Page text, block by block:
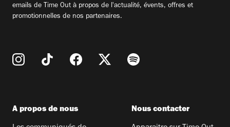
emails de Time Out à propos de l'actualité, évents, offres et
promotionnelles de nos partenaires.
A propos de nous Nous contacter